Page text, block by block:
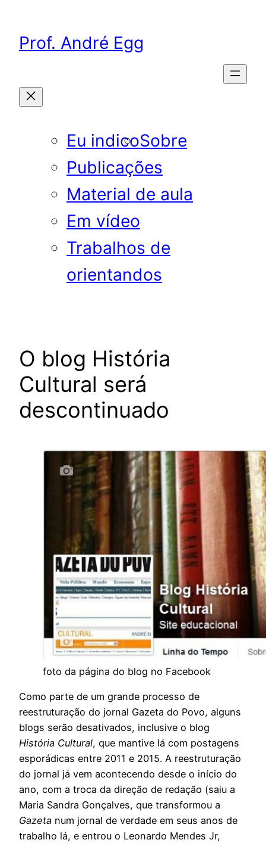
Prof. André Egg
Eu indicoSobre
Publicações
Material de aula
Em vídeo
Trabalhos de
orientandos
O blog História
Cultural será
descontinuado
foto da página do blog no Facebook
Como parte de um grande processo de
reestruturação do jornal Gazeta do Povo, alguns
blogs serão desativados, inclusive o blog
História Cultural, que mantive lá com postagens
esporádicas entre 2011 e 2015. A reestruturação
do jornal já vem acontecendo desde o início do
ano, com a troca da direção de redação (saiu a
Maria Sandra Gonçalves, que transformou a
Gazeta num jornal de verdade em seus anos de
trabalho lá, e entrou o Leonardo Mendes Jr,